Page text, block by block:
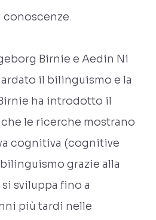
conoscenze.
Birnie e Aedin Ni
il bilinguismo e la
ha introdotto il
le ricerche mostrano
cognitiva (cognitive
grazie alla
sviluppa fino a
più tardi nelle